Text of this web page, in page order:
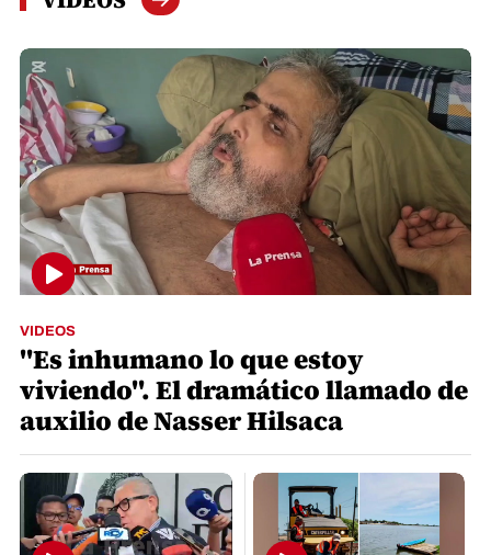
VIDEOS
"Es inhumano lo que estoy
viviendo". El dramático llamado de
auxilio de Nasser Hilsaca